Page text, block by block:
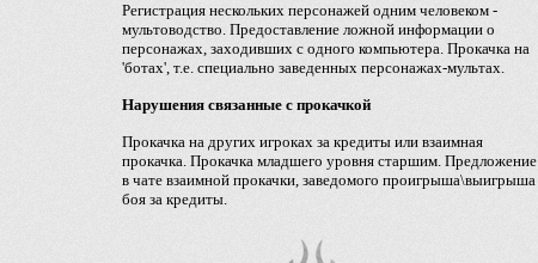
Регистрация нескольких персонажей одним человеком -
мультоводство. Предоставление ложной информации о
персонажах, заходивших с одного компьютера. Прокачка на
'ботах', т.е. специально заведенных персонажах-мультах.
Нарушения связанные с прокачкой
Прокачка на других игроках за кредиты или взаимная
прокачка. Прокачка младшего уровня старшим. Предложение
в чате взаимной прокачки, заведомого проигрыша\выигрыша
боя за кредиты.